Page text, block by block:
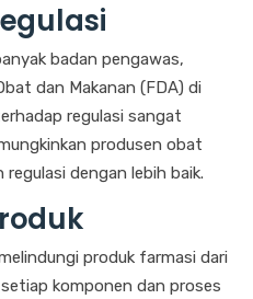
badan pengawas,
dan Makanan (FDA) di
regulasi sangat
produsen obat
dengan lebih baik.
produk farmasi dari
komponen dan proses